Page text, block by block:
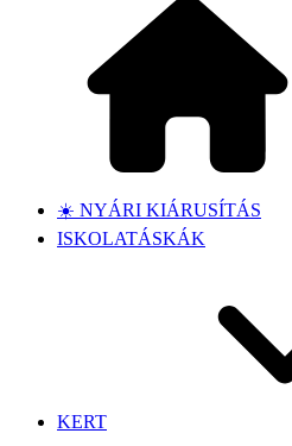
☀️ NYÁRI KIÁRUSÍTÁS
ISKOLATÁSKÁK
KERT